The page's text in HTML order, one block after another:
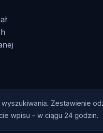
Zestawienie
wpisu - w ciągu 24 godzin.